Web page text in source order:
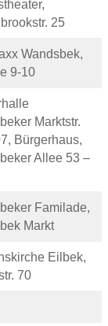
25
Wandsbek,
9-10
Marktstr.
Bürgerhaus,
Allee 53 –
Familade,
Markt
Eilbek,
70